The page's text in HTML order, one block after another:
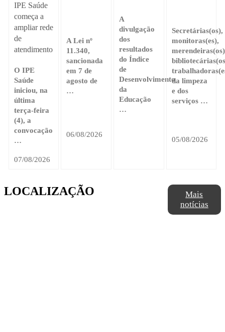
IPE Saúde
começa a
ampliar rede
de
atendimento
O IPE
Saúde
iniciou, na
última
terça-feira
(4), a
convocação
…
07/08/2026
A Lei nº
11.340,
sancionada
em 7 de
agosto de
…
06/08/2026
A
divulgação
dos
resultados
do Índice
de
Desenvolvimento
da
Educação
…
Secretárias(os),
monitoras(es),
da limpeza
e dos
serviços …
05/08/2026
Mais
notícias
LOCALIZAÇÃO